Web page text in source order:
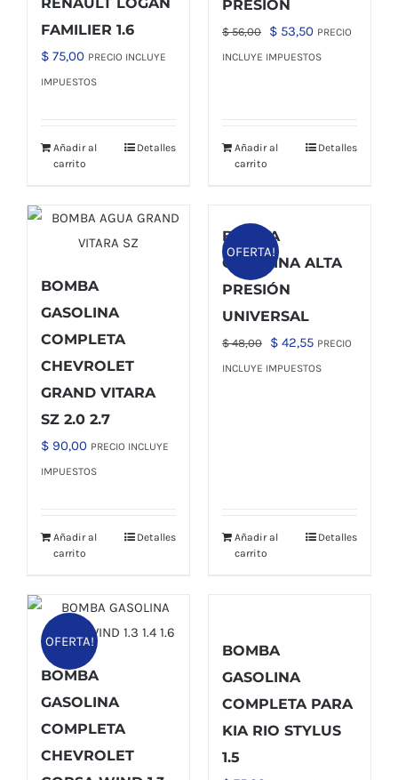
FAMILIER 1.6
$ 75,00 PRECIO INCLUYE
IMPUESTOS
Añadir al
carrito
Detalles
PRESIÓN
$56,00
El
precio
$ 53,50El
precio
PRECIO
INCLUYE IMPUESTOS
Añadir al
carrito
Detalles
BOMBA
GASOLINA
COMPLETA
CHEVROLET
GRAND VITARA
SZ 2.0 2.7
$ 90,00 PRECIO INCLUYE
IMPUESTOS
Añadir al
carrito
Detalles
OFERTA!
BOMBA
GASOLINA ALTA
PRESIÓN
UNIVERSAL
$48,00
El
precio
$ 42,55El
precio
PRECIO
INCLUYE IMPUESTOS
Añadir al
carrito
Detalles
OFERTA!
BOMBA
GASOLINA
COMPLETA
CHEVROLET
BOMBA
GASOLINA
COMPLETA PARA
KIA RIO STYLUS
1.5